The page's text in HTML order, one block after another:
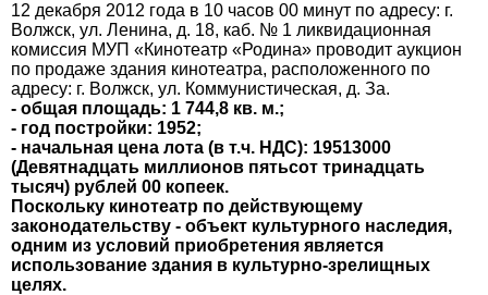
12 декабря 2012 года в 10 часов 00 минут по адресу: г.
Волжск, ул. Ленина, д. 18, каб. № 1 ликвидационная
комиссия МУП «Кинотеатр «Родина» проводит аукцион
по продаже здания кинотеатра, расположенного по
адресу: г. Волжск, ул. Коммунистическая, д. За.
- общая площадь: 1 744,8 кв. м.;
- год постройки: 1952;
- начальная цена лота (в т.ч. НДС): 19513000
(Девятнадцать миллионов пятьсот тринадцать
тысяч) рублей 00 копеек.
Поскольку кинотеатр по действующему
законодательству - объект культурного наследия,
одним из условий приобретения является
использование здания в культурно-зрелищных
целях.